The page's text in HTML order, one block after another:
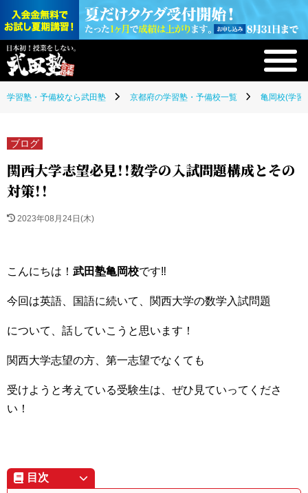
学習塾・予備校なら武田塾 京都府の学習塾・予備校一覧 亀岡校(学習
ブログ
関西大学志望必見！！数学の入試問題構成とその
対策！！
2023年08月24日(木)
こんにちは！ 武田塾亀岡校です‼
今回は英語、国語に続いて、関西大学の数学入試問題
について、話していこうと思います！
関西大学志望の方、第一志望でなくても
受けようと考えている受験生は、ぜひ見ていってくださ
い！
目次